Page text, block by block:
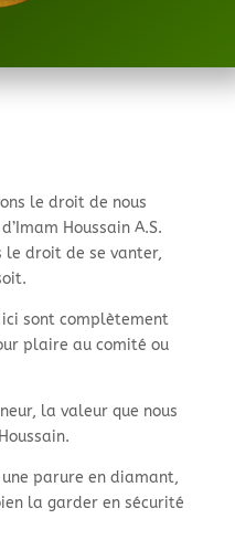
le droit de nous
Houssain A.S.
le droit de se vanter,
ici sont complètement
plaire au comité ou
la valeur que nous
Houssain.
une parure en diamant,
la garder en sécurité